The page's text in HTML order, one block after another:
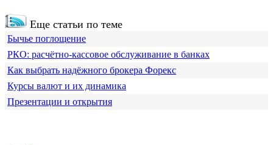
Еще статьи по теме
Бычье поглощение
РКО: расчётно-кассовое обслуживание в банках
Как выбрать надёжного брокера Форекс
Курсы валют и их динамика
Презентации и открытия